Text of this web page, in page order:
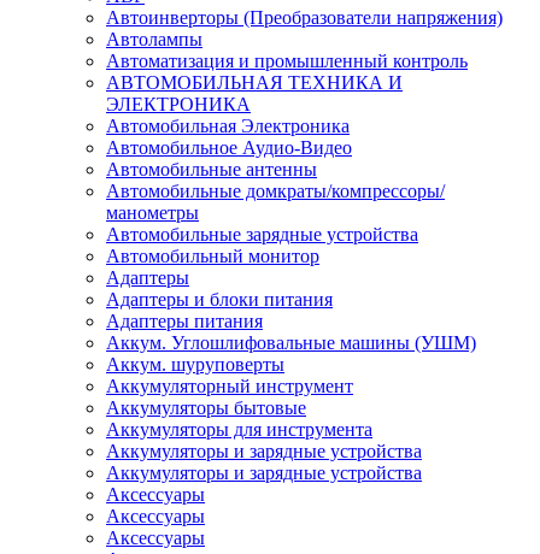
Автоинверторы (Преобразователи напряжения)
Автолампы
Автоматизация и промышленный контроль
АВТОМОБИЛЬНАЯ ТЕХНИКА И
ЭЛЕКТРОНИКА
Автомобильная Электроника
Автомобильное Аудио-Видео
Автомобильные антенны
Автомобильные домкраты/компрессоры/
манометры
Автомобильные зарядные устройства
Автомобильный монитор
Адаптеры
Адаптеры и блоки питания
Адаптеры питания
Аккум. Углошлифовальные машины (УШМ)
Аккум. шуруповерты
Аккумуляторный инструмент
Аккумуляторы бытовые
Аккумуляторы для инструмента
Аккумуляторы и зарядные устройства
Аккумуляторы и зарядные устройства
Аксессуары
Аксессуары
Аксессуары